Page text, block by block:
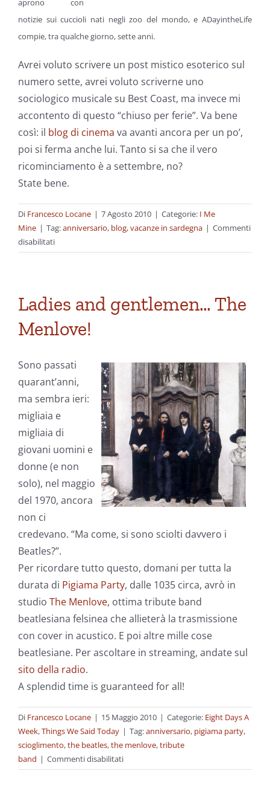
notizie sui cuccioli nati negli zoo del mondo, e ADayintheLife
compie, tra qualche giorno, sette anni.
Avrei voluto scrivere un post mistico esoterico sul
numero sette, avrei voluto scriverne uno
sociologico musicale su Best Coast, ma invece mi
accontento di questo “chiuso per ferie”. Va bene
così: il blog di cinema va avanti ancora per un po’,
poi si ferma anche lui. Tanto si sa che il vero
ricominciamento è a settembre, no?
State bene.
Di Francesco Locane | 7 Agosto 2010 | Categorie: I Me
Mine | Tag:anniversario, blog,vacanze in sardegna | Commenti
disabilitatisu
Come
festeggia
in
contumacia
Ladies and gentlemen… The
Menlove!
Sono passati
quarant’anni,
ma sembra ieri:
migliaia e
migliaia di
giovani uomini e
donne (e non
solo), nel maggio
del 1970, ancora
non ci
credevano. “Ma come, si sono sciolti davvero i
Beatles?”.
Per ricordare tutto questo, domani per tutta la
durata di Pigiama Party, dalle 1035 circa, avrò in
studio The Menlove, ottima tribute band
beatlesiana felsinea che allieterà la trasmissione
con cover in acustico. E poi altre mille cose
beatlesiane. Per ascoltare in streaming, andate sul
sito della radio.
A splendid time is guaranteed for all!
Di Francesco Locane | 15 Maggio 2010 | Categorie: Eight Days A
Week,Things We Said Today | Tag:anniversario, pigiama party,
scioglimento,the beatles,the menlove,tribute
band | Commenti disabilitatisu
Ladies